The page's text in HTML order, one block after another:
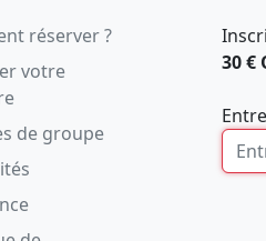
réserver ?
votre
de groupe
30 €